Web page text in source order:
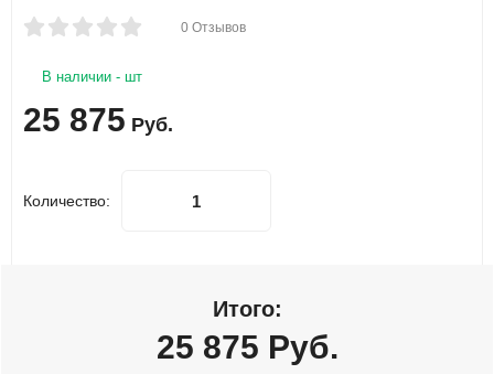
0 Отзывов
В наличии - шт
25 875 Руб.
Количество:
Итого:
25 875 Руб.